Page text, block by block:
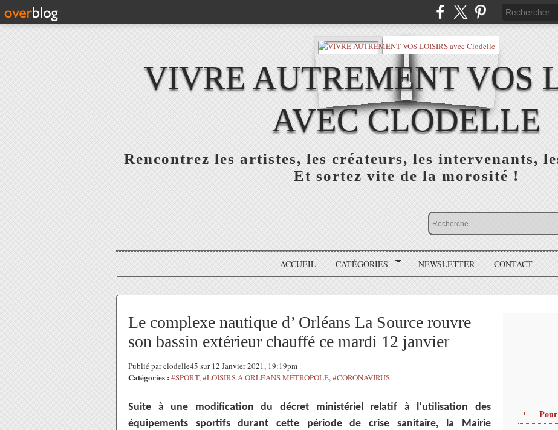
VIVRE AUTREMENT VOS
AVEC CLODELLE
Rencontrez les artistes, les créateurs, les intervenants,
Et sortez vite de la morosité !
ACCUEIL CATÉGORIES NEWSLETTER CONTACT
Le complexe nautique d’ Orléans La Source rouvre
son bassin extérieur chauffé ce mardi 12 janvier
Publié par clodelle45 sur 12 Janvier 2021, 19:19pm
Catégories : #SPORT,#LOISIRS A ORLEANS METROPOLE,#CORONAVIRUS
Suite à une modification du décret ministériel relatif à l’utilisation des
équipements sportifs durant cette période de crise sanitaire, la Mairie